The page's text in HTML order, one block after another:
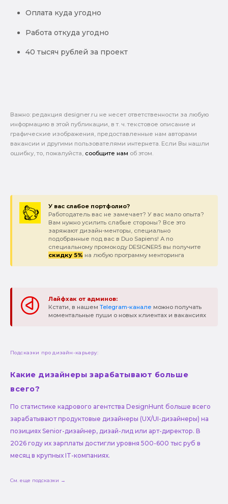
Оплата куда угодно
Работа откуда угодно
40 тысяч рублей за проект
Важно: pедакция designer.ru не несет ответственности за любую
информацию в этой публикации, в т. ч. текстовое описание и
графические изображения, предоставленные нам авторами
вакансии и другими пользователями интернета. Если Вы нашли
ошибку, то, пожалуйста, сообщите нам об этом.
У вас слабое портфолио?
Работодатель вас не замечает? У вас мало опыта?
Вам нужно усилить слабые стороны? Все это
заряжают дизайн-менторы, специально
подобранные под вас в Duo Sapiens! А по
специальному промокоду DESIGNER5 вы получите
скидку 5% на любую программу менторинга
Лайфхак от админов:
Кстати, в нашем Telegram-канале можно получать
моментальные пуши о новых клиентах и вакансиях
Подсказки про дизайн-карьеру:
Какие дизайнеры зарабатывают больше
всего?
По статистике кадрового агентства DesignHunt больше всего
зарабатывают продуктовые дизайнеры (UX/UI-дизайнеры) на
позициях Senior-дизайнер, дизай-лид или арт-директор. В
2026 году их зарплаты достигли уровня 500-600 тыс руб в
месяц в крупных IT-компаниях.
См. еще подсказки →